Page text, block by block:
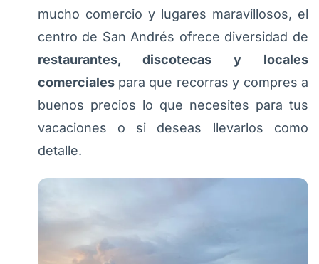
mucho comercio y lugares maravillosos, el
centro de San Andrés ofrece diversidad de
restaurantes, discotecas y locales
comercialespara que recorras y compres a
buenos precios lo que necesites para tus
vacaciones o si deseas llevarlos como
detalle.